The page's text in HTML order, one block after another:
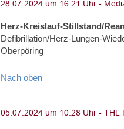
Herz-Kreislauf-Stillstand/
Defibrillation/Herz-Lungen-
Oberpöring
Nach oben